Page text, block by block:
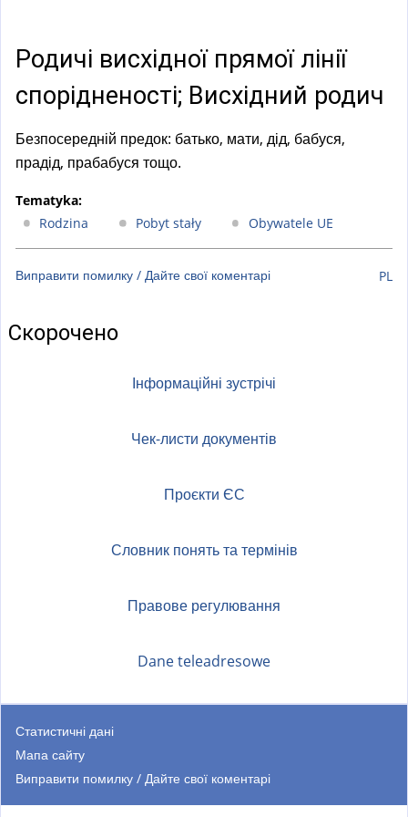
Родичі висхідної прямої лінії
спорідненості; Висхідний родич
Безпосередній предок: батько, мати, дід, бабуся,
прадід, прабабуся тощо.
Tematyka:
Rodzina
Pobyt stały Obywatele UE
Виправити помилку / Дайте свої коментарі PL
Скорочено
Інформаційні зустрічі
Чек-листи документів
Проєкти ЄС
Словник понять та термінів
Правове регулювання
Dane teleadresowe
Статистичні дані
Мапа сайту
Виправити помилку / Дайте свої коментарі